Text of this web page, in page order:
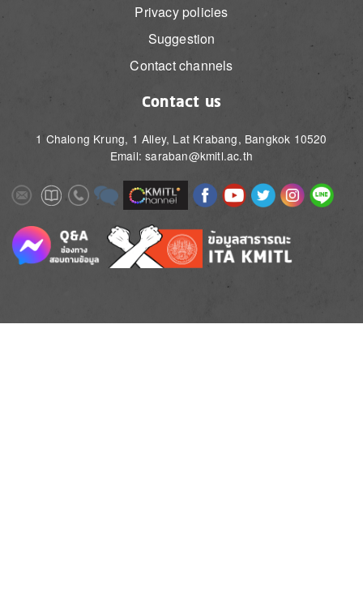
Privacy policies
Suggestion
Contact channels
Contact us
1 Chalong Krung, 1 Alley, Lat Krabang, Bangkok 10520
Email: saraban@kmitl.ac.th
ImageImageImageImage Image ImageImageImageImageImage
Image Image